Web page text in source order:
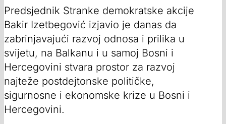
Predsjednik Stranke demokratske akcije
Bakir Izetbegović izjavio je danas da
zabrinjavajući razvoj odnosa i prilika u
svijetu, na Balkanu i u samoj Bosni i
Hercegovini stvara prostor za razvoj
najteže postdejtonske političke,
sigurnosne i ekonomske krize u Bosni i
Hercegovini.